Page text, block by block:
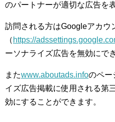
のパートナーが適切な広告を
訪問される方はGoogleアカウ
（ https://
ーソナライズ広告を無効にで
またwww.aboutads.infoのペー
イズ広告掲載に使用される第
効にすることができます。